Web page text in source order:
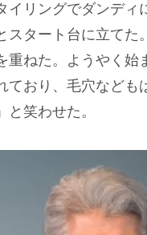
リングでダンディ
スタート台に立てた
重ねた。ようやく始
ており、毛穴なども
と笑わせた。